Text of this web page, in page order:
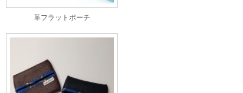
革フラットポーチ